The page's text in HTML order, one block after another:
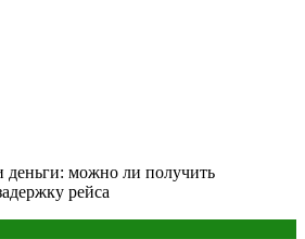
деньги: можно ли получить
рейса